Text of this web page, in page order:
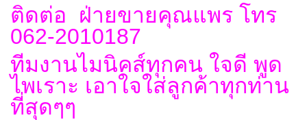
ติดต่อ ฝ่ายขายคุณแพร โทร
062-2010187
ทีมงานไมนิคส์ทุกคน ใจดี พูด
ไพเราะ เอาใจใส่ลูกค้าทุกท่าน
ที่สุดๆๆ